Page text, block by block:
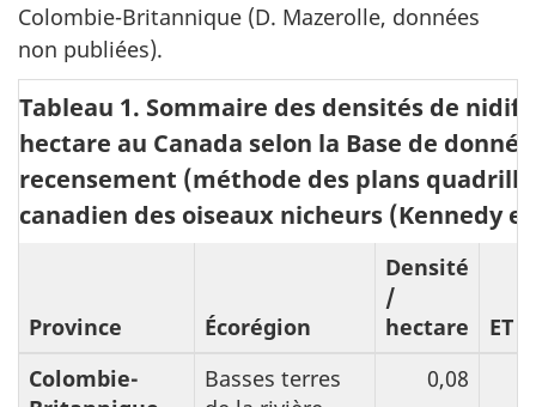
Colombie-Britannique (D. Mazerolle, données
non publiées).
Tableau 1. Sommaire des densités de
hectare au Canada selon la Base de
recensement (méthode des plans
canadien des oiseaux nicheurs (Kennedy et
Province Écorégion
Densité
/
hectare
ET
Colombie-
Basses terres
0,08